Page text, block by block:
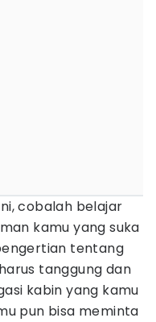
cobalah belajar
kamu yang suka
tentang
tanggung dan
kabin yang kamu
pun bisa meminta